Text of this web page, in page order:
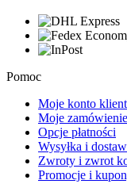
Pomoc
Moje konto
Moje zamówienie
Opcje płatności
Wysyłka i
Zwroty i zwrot
Promocje i